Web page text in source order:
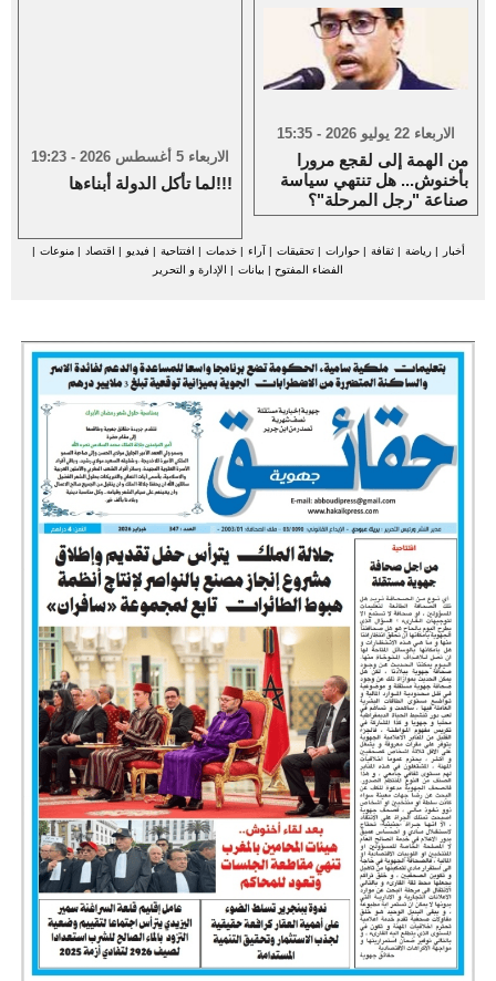
الاربعاء 5 أغسطس 2026 - 19:23
لما تأكل الدولة أبناءها!!!
الاربعاء 22 يوليو 2026 - 15:35
من الهمة إلى لقجع مرورا
بأخنوش... هل تنتهي سياسة
صناعة "رجل المرحلة"؟
أخبار |رياضة |ثقافة |حوارات |تحقيقات | آراء |خدمات | افتتاحية | فيديو | اقتصاد |منوعات |
الفضاء المفتوح | بيانات | الإدارة و التحرير